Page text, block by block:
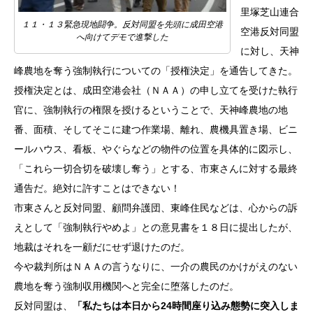
１１・１３緊急現地闘争。反対同盟を先頭に成田空港
へ向けてデモで進撃した
里塚芝山連合
空港反対同盟
に対し、天神
峰農地を奪う強制執行についての「授権決定」を通告してきた。
授権決定とは、成田空港会社（ＮＡＡ）の申し立てを受けた執行
官に、強制執行の権限を授けるということで、天神峰農地の地
番、面積、そしてそこに建つ作業場、離れ、農機具置き場、ビニ
ールハウス、看板、やぐらなどの物件の位置を具体的に図示し、
「これら一切合切を破壊し奪う」とする、市東さんに対する最終
通告だ。絶対に許すことはできない！
市東さんと反対同盟、顧問弁護団、東峰住民などは、心からの訴
えとして「強制執行やめよ」との意見書を１８日に提出したが、
地裁はそれを一顧だにせず退けたのだ。
今や裁判所はＮＡＡの言うなりに、一介の農民のかけがえのない
農地を奪う強制収用機関へと完全に堕落したのだ。
反対同盟は、
「私たちは本日から24時間座り込み態勢に突入しま